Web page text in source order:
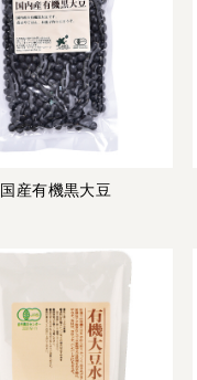
国産有機黒大豆